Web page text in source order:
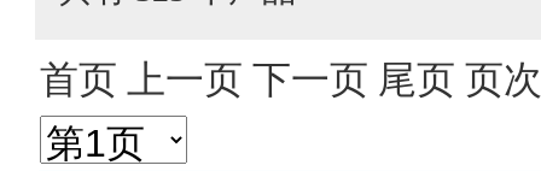
首页 上一页 下一页 尾页 页